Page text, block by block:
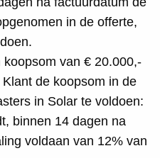
in de offerte,
van € 20.000,-
de koopsom in de
in Solar te voldoen:
binnen 14 dagen na
voldaan van 12% van